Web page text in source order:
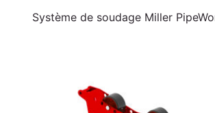
Système de soudage Miller